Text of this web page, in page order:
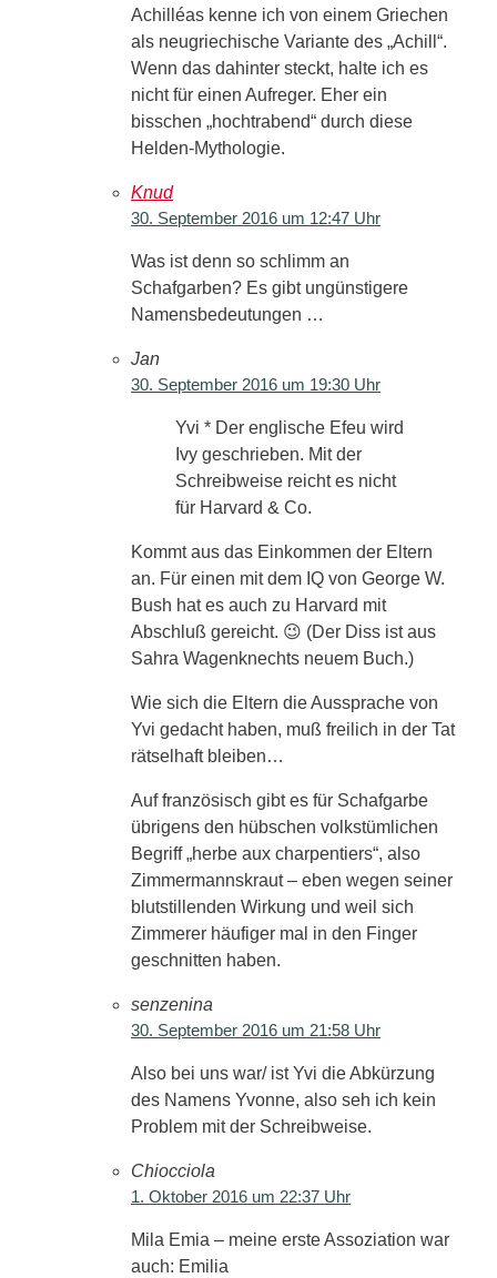
Achilléas kenne ich von einem Griechen
als neugriechische Variante des „Achill“.
Wenn das dahinter steckt, halte ich es
nicht für einen Aufreger. Eher ein
bisschen „hochtrabend“ durch diese
Helden-Mythologie.
Knud
30. September 2016 um 12:47 Uhr
Was ist denn so schlimm an
Schafgarben? Es gibt ungünstigere
Namensbedeutungen …
Jan
30. September 2016 um 19:30 Uhr
Yvi * Der englische Efeu wird
Ivy geschrieben. Mit der
Schreibweise reicht es nicht
für Harvard & Co.
Kommt aus das Einkommen der Eltern
an. Für einen mit dem IQ von George W.
Bush hat es auch zu Harvard mit
Abschluß gereicht. 😉 (Der Diss ist aus
Sahra Wagenknechts neuem Buch.)
Wie sich die Eltern die Aussprache von
Yvi gedacht haben, muß freilich in der Tat
rätselhaft bleiben…
Auf französisch gibt es für Schafgarbe
übrigens den hübschen volkstümlichen
Begriff „herbe aux charpentiers“, also
Zimmermannskraut – eben wegen seiner
blutstillenden Wirkung und weil sich
Zimmerer häufiger mal in den Finger
geschnitten haben.
senzenina
30. September 2016 um 21:58 Uhr
Also bei uns war/ ist Yvi die Abkürzung
des Namens Yvonne, also seh ich kein
Problem mit der Schreibweise.
Chiocciola
1. Oktober 2016 um 22:37 Uhr
Mila Emia – meine erste Assoziation war
auch: Emilia